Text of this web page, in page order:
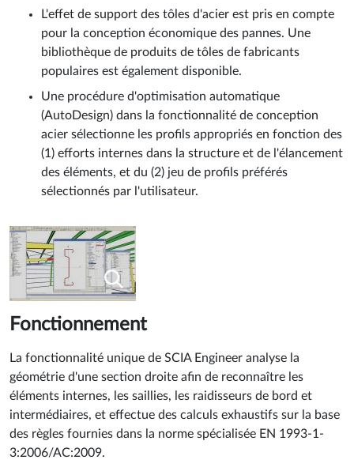
L'effet de support des tôles d'acier est pris en compte
pour la conception économique des pannes. Une
bibliothèque de produits de tôles de fabricants
populaires est également disponible.
Une procédure d'optimisation automatique
(AutoDesign) dans la fonctionnalité de conception
acier sélectionne les profils appropriés en fonction des
(1) efforts internes dans la structure et de l'élancement
des éléments, et du (2) jeu de profils préférés
sélectionnés par l'utilisateur.
Fonctionnement
La fonctionnalité unique de SCIA Engineer analyse la
géométrie d'une section droite afin de reconnaître les
éléments internes, les saillies, les raidisseurs de bord et
intermédiaires, et effectue des calculs exhaustifs sur la base
des règles fournies dans la norme spécialisée EN 1993-1-
3:2006/AC:2009.